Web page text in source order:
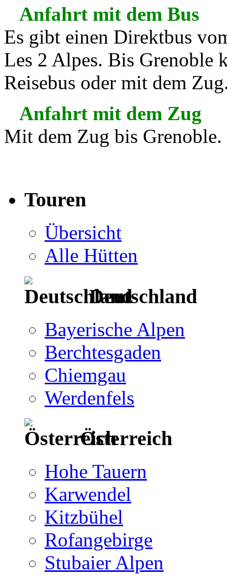
Anfahrt mit dem Bus
Es gibt einen Direktbus
Les 2 Alpes. Bis Grenoble
Reisebus oder mit dem
Anfahrt mit dem Zug
Mit dem Zug bis
Touren
Übersicht
Alle Hütten
Deutschland
Bayerische Alpen
Berchtesgaden
Chiemgau
Werdenfels
Österreich
Hohe Tauern
Karwendel
Kitzbühel
Rofangebirge
Stubaier Alpen